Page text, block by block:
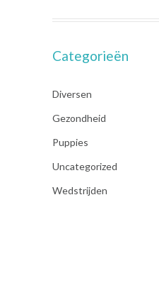
Categorieën
Diversen
Gezondheid
Puppies
Uncategorized
Wedstrijden